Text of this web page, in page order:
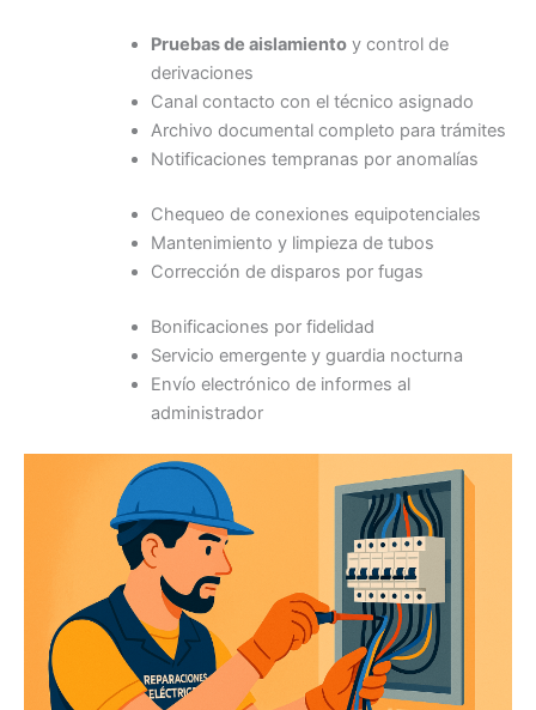
Pruebas de aislamientoy control de
derivaciones
Canal contacto con el técnico asignado
Archivo documental completo para trámites
Notificaciones tempranas por anomalías
Chequeo de conexiones equipotenciales
Mantenimiento y limpieza de tubos
Corrección de disparos por fugas
Bonificaciones por fidelidad
Servicio emergente y guardia nocturna
Envío electrónico de informes al
administrador